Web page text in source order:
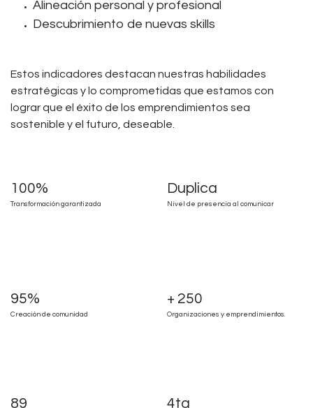
Alineación personal y profesional
Descubrimiento de nuevas skills
Estos indicadores destacan nuestras habilidades
estratégicas y lo comprometidas que estamos con
lograr que el éxito de los emprendimientos sea
sostenible y el futuro, deseable.
100%
Transformación garantizada
Duplica
Nivel de presencia al comunicar
95%
Creación de comunidad
+ 250
Organizaciones y emprendimientos.
89 4ta